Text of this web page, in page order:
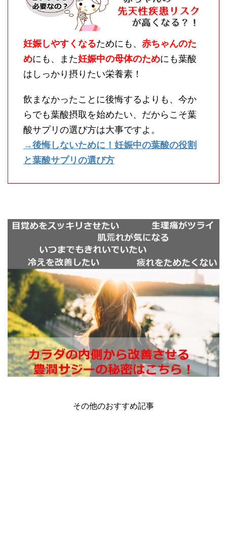
妊娠しやすくなるためにも、 赤ちゃんのた
めにも、また妊娠中の母体のためにも葉酸
はしっかり摂りたい栄養素！
飲まなかったことに後悔するよりも、今か
らでも葉酸摂取を始めたい、だからこそ葉
酸サプリの選び方は大事ですよ。
→後悔しないために！妊娠中の葉酸の役割
と葉酸サプリの選び方
その他のおすすめ記事